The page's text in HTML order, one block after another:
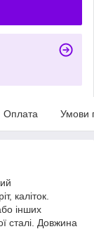
Оплата Умови
каліток.
інших
сталі. Довжина